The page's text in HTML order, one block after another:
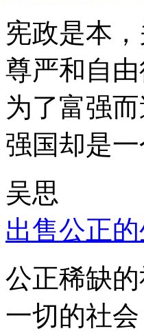
宪政是本
尊严和自
为了富强
强国却是
吴思
出售公正的
公正稀缺
一切的社